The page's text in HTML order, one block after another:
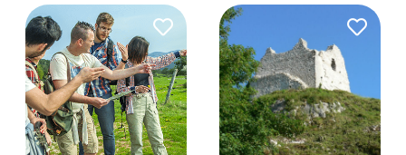
Choisir